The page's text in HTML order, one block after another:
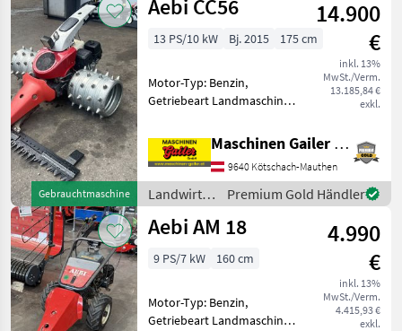
130 Hydr
/ Aebi
Gebrauchtmaschine
Aebi CC56
14.900
€
inkl. 13%
MwSt./Verm.
13.185,84 €
exkl.
13 PS/10 kW Bj. 2015 175 cm
Motor-Typ: Benzin,
Getriebeart Landmaschine:
Zylinderanzahl: 1 Zylinder,
Differentialsperre,
Lenkbremse, Fingerbalken,
Kombigerät, Stachelwalzen,
Ölkühler
Maschinen Gailer GmbH
9640 Kötschach-Mauthen
Landwirtsch.
Motorfahrzeuge
/ Aebi
Premium Gold Händler
Aebi AM 18
4.990
€
inkl. 13%
MwSt./Verm.
4.415,93 €
exkl.
9 PS/7 kW 160 cm
Motor-Typ: Benzin,
Getriebeart Landmaschine: